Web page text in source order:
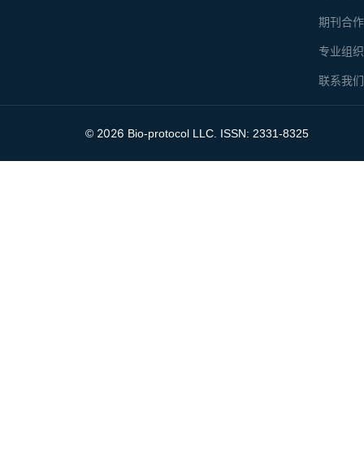
期刊合
专业组
联系我们
© 2026 Bio-protocol LLC. ISSN: 2331-8325